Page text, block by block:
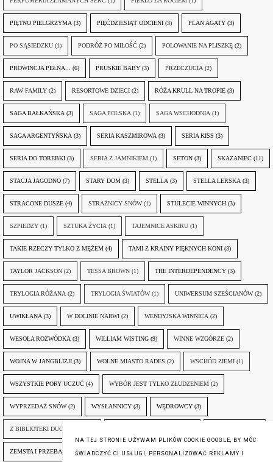
PIĘTNO PIELGRZYMA (3) PIĘĆDZIESIĄT ODCIENI (3) PLAN AGATY (3)
PO SĄSIEDZKU (1) PODRÓŻ PO MIŁOŚĆ (2) POLOWANIE NA PLISZKĘ (2)
PROWINCJA PEŁNA... (6) PRUSKIE BABY (3) PRZECZUCIA (2)
RAW FAMILY (2) RESORTOWE DZIECI (2) RÓŻA KRULL NA TROPIE (3)
SAGA BAŁKAŃSKA (3) SAGA POLSKA (1) SAGA WSCHODNIA (1)
SAGA ARGENTYŃSKA (3) SERIA KASZMIROWA (3) SERIA KISS (3)
SERIA DO TOREBKI (3) SERIA Z JAMNIKIEM (1) SETON (3) SKAZANIEC (11)
STACJA JAGODNO (7) STARY DOM (3) STELLA (3) STELLA LERSKA (3)
STRACONE DUSZE (4) STRAŻNICY SNÓW (1) STULECIE WINNYCH (3)
SZPIEDZY (1) SZTUKA ŻYCIA (1) TAJEMNICE ASKIRU (1)
TAKIE RZECZY TYLKO Z MĘŻEM (4) TAMI Z KRAINY PIĘKNYCH KONI (3)
TAYLOR JACKSON (2) TESSA BROWN (1) THE INTERDEPENDENCY (3)
TRYLOGIA RÓŻANA (2) TRYLOGIA ŚWIATÓW (1) UNIWERSUM SZEŚCIANÓW (2)
UWIKŁANA (3) W DOLINIE NARWI (2) WENDYJSKA WINNICA (2)
WESOŁA ROZWÓDKA (3) WILLIAM WISTING (9) WINNE WZGÓRZE (2)
WOJNA W JANGBLIZJI (3) WOLNE MIASTO RADES (2) WSCHÓD ZIEMI (1)
WSZYSTKIE PORY UCZUĆ (4) WYBÓR JEST TYLKO ZŁUDZENIEM (2)
WYPRZEDAŻ SNÓW (2) WYSŁANNICY (3) WĘDROWCY (3)
Z BIBLIOTEKI DUCHA GÓR
ZEMSTA I PRZEBACZENIE (6) ŚLADY ZBRODNI (3) ŻYCIA W ŻYCIU (3)
NA TEJ STRONIE UŻYWAM PLIKÓW COOKIE GOOGLE, BY MÓC
ŚWIADCZYĆ CI USŁUGI, PERSONALIZOWAĆ REKLAMY I